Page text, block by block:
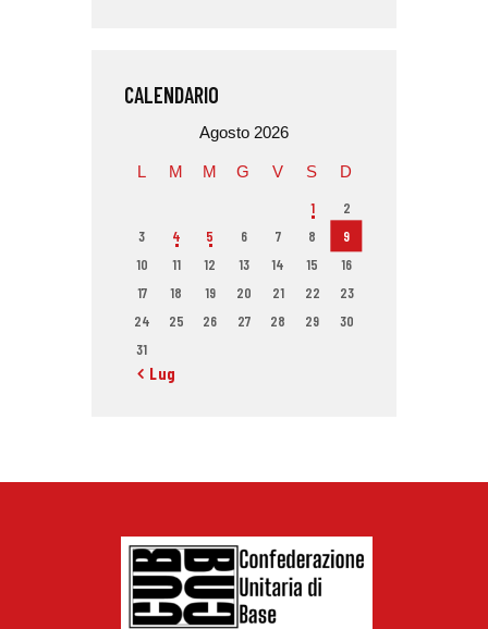
CALENDARIO
Agosto 2026
L M M G V S D
1
2
3
4 5 6 7 8
9
10
11 12 13 14 15
16
17
18 19 20 21 22
23
24
25 26 27 28 29
30
31
« Lug